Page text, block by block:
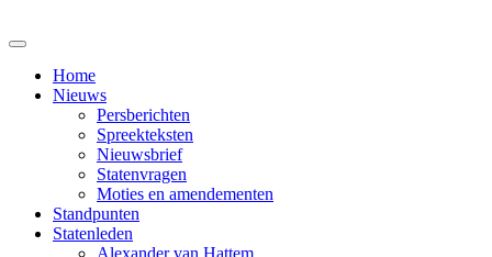
Home
Nieuws
Persberichten
Spreekteksten
Nieuwsbrief
Statenvragen
Moties en amendementen
Standpunten
Statenleden
Alexander van Hattem